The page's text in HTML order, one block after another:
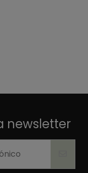
newsletter